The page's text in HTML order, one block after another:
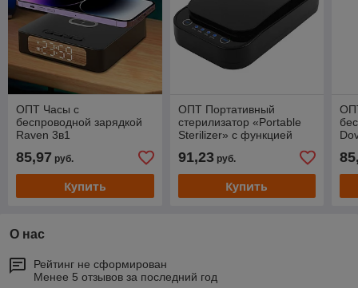
ОПТ Часы с
беспроводной зарядкой
Raven 3в1
85,97 руб.
Купить
ОПТ Портативный
стерилизатор «Portable
Sterilizer» с функцией
91,23руб.
Купить
О нас
Рейтинг не сформирован
Менее 5 отзывов за последний год